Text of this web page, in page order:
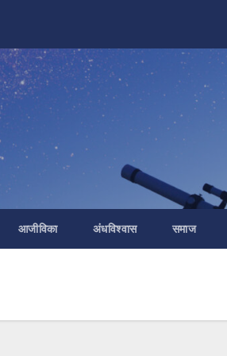
आजीविका अंधविश्वास समाज